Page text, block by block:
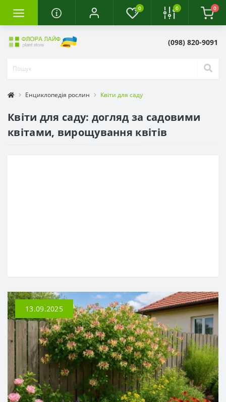
0 0 0
(098) 820-9091
Енциклопедія рослин Квіти для саду
Квіти для саду: догляд за садовими
квітами, вирощування квітів
13.09.2025